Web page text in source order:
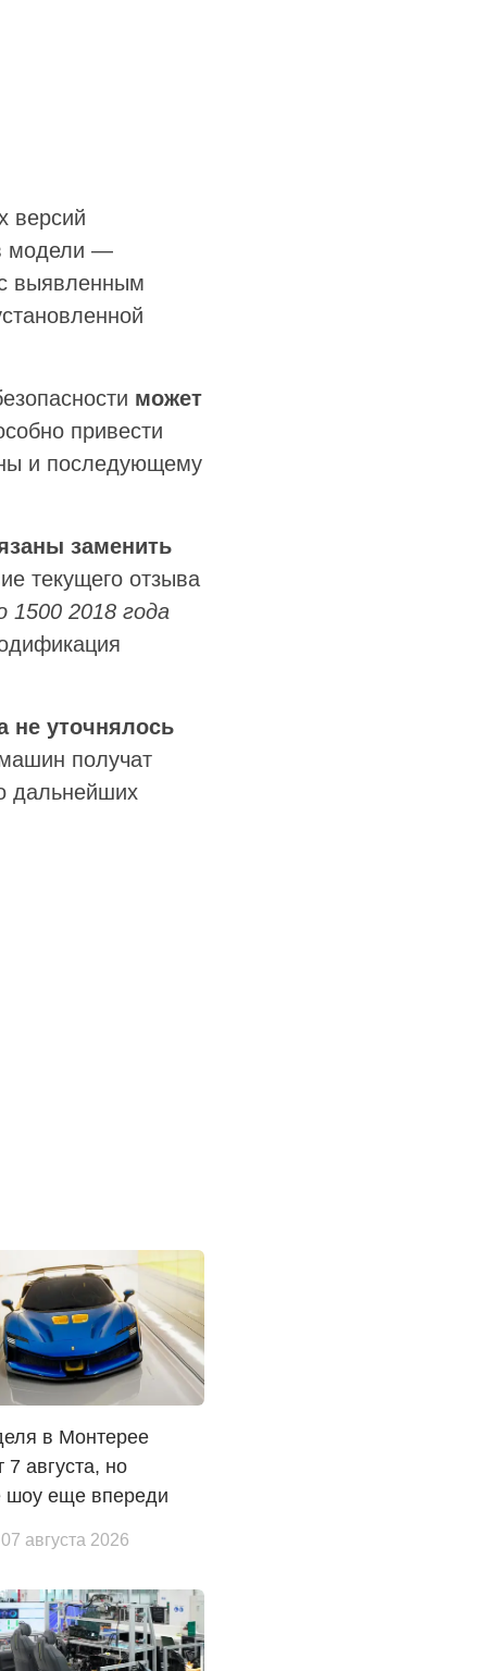
версий
модели —
выявленным
может
привести
и последующему
заменить
текущего отзыва
1500 2018 года
не уточнялось
получат
дальнейших
в Монтерее
7 августа, но
шоу еще впереди
августа 2026